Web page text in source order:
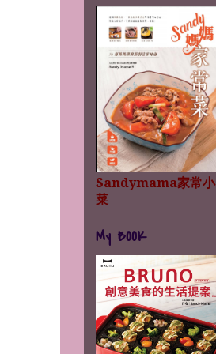
Sandymama家常小
菜
My BOOK